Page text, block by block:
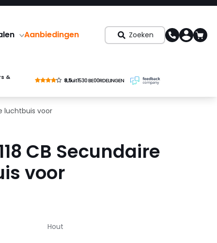
Aanbiedingen Zoeken
&
8,5uit1530 BE00RDELINGEN
luchtbuis voor
CB Secundaire
voor
Hout